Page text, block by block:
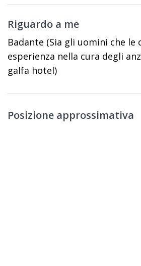
Riguardo a me
Badante (Sia gli uomini che le
esperienza nella cura degli
galfa hotel)
Posizione approssimativa